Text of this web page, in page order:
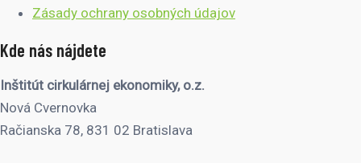
Zásady ochrany osobných údajov
Kde nás nájdete
Inštitút cirkulárnej ekonomiky, o.z.
Nová Cvernovka
Račianska 78, 831 02 Bratislava